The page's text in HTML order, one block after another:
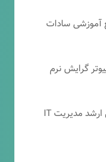
آموزشی سادات
گرایش نرم
_مقطع کارشناسی ارشد: کارشناسی ارشد مدیریت IT